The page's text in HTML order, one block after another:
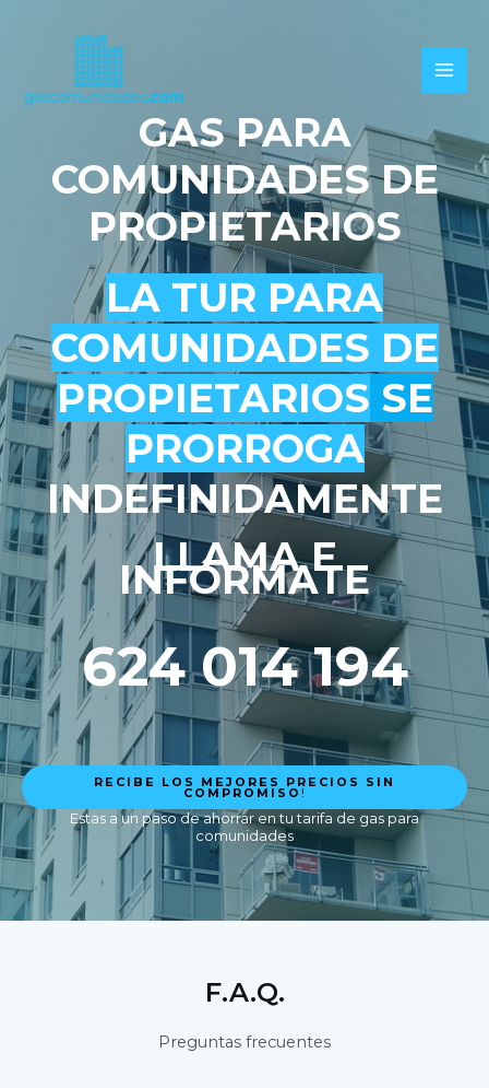
contenido
GAS PARA
COMUNIDADES DE
PROPIETARIOS
LA TUR PARA
COMUNIDADES DE
PROPIETARIOS SE
PRORROGA
INDEFINIDAMENTE
LLAMA E
INFÓRMATE
624 014 194
RECIBE LOS MEJORES PRECIOS SIN
COMPROMISO !
Estas a un paso de ahorrar en tu tarifa de gas para
comunidades
F.A.Q.​
Preguntas frecuentes